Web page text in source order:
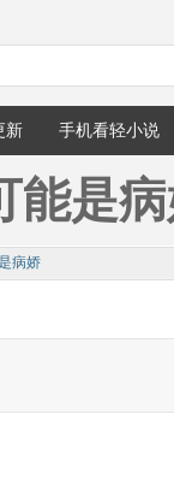
新 手机看轻小说
能是
病娇